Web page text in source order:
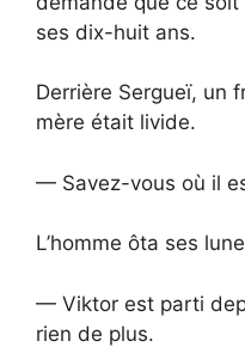
ses dix-huit ans.
Derrière Sergueï, un
mère était livide.
— Savez-vous où il
L’homme ôta ses
— Viktor est parti
rien de plus.